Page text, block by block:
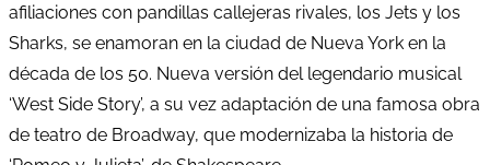
afiliaciones con pandillas callejeras rivales, los Jets y los
Sharks, se enamoran en la ciudad de Nueva York en la
década de los 50. Nueva versión del legendario musical
‘West Side Story’, a su vez adaptación de una famosa obra
de teatro de Broadway, que modernizaba la historia de